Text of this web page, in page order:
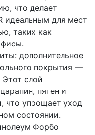
что делает
идеальным для мест
таких как
дополнительное
покрытия —
Этот слой
пятен и
что упрощает уход
состоянии.
Форбо